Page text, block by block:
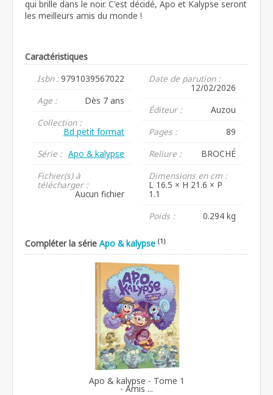
qui brille dans le noir. C'est décidé, Apo et Kalypse seront
les meilleurs amis du monde !
Caractéristiques
Isbn :9791039567022
Age :
Dès 7 ans
Collection :
Bd petit format
Série : Apo & kalypse
Fichier(s) à
télécharger :
Aucun fichier
Date de parution :
12/02/2026
Éditeur :
Auzou
Pages :
89
Reliure :
BROCHÉ
Dimensions en cm :
L 16.5 × H 21.6 × P
1.1
Poids :
0.294 kg
Compléter la série Apo & kalypse (1)
Apo & kalypse - Tome 1
- Amis ...